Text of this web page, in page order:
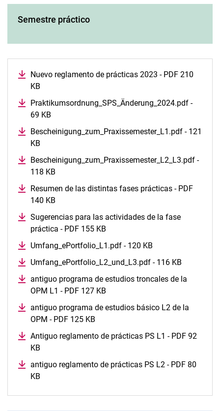
Semestre práctico
Nuevo reglamento de prácticas 2023 - PDF 210
KB
Praktikumsordnung_SPS_Änderung_2024.pdf -
69 KB
Bescheinigung_zum_Praxissemester_L1.pdf - 121
KB
Bescheinigung_zum_Praxissemester_L2_L3.pdf -
118 KB
Resumen de las distintas fases prácticas - PDF
140 KB
Sugerencias para las actividades de la fase
práctica - PDF 155 KB
Umfang_ePortfolio_L1.pdf - 120 KB
Umfang_ePortfolio_L2_und_L3.pdf - 116 KB
antiguo programa de estudios troncales de la
OPM L1 - PDF 127 KB
antiguo programa de estudios básico L2 de la
OPM - PDF 125 KB
Antiguo reglamento de prácticas PS L1 - PDF 92
KB
antiguo reglamento de prácticas PS L2 - PDF 80
KB